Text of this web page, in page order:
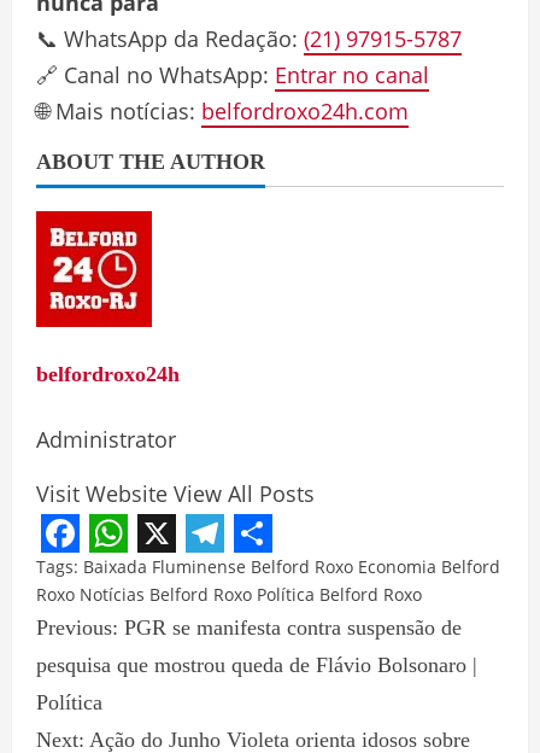
📞 WhatsApp da Redação: (21) 97915-5787
🔗 Canal no WhatsApp: Entrar no canal
🌐 Mais notícias: belfordroxo24h.com
ABOUT THE AUTHOR
belfordroxo24h
Administrator
Visit Website View All Posts
Facebook
WhatsApp
X Telegram
Share
Tags: Baixada Fluminense Belford Roxo Economia Belford
Roxo Notícias Belford Roxo Política Belford Roxo
Previous: PGR se manifesta contra suspensão de
pesquisa que mostrou queda de Flávio Bolsonaro |
Política
Next: Ação do Junho Violeta orienta idosos sobre